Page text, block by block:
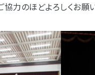
力のほどよろしくお願